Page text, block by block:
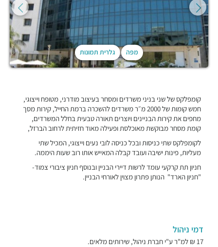
מפה גלרית תמונות
קומפלקס של שני בניני משרדים ומסחר בעיצוב מודרני, מטופח וייצוגי,
חמש קומות של 2000 מ״ר משרדים להשכרה ברמת החייל, קירות מסך
מחפים את קירות הבניינים ויוצרים תאורה טבעית בחלל המשרדים,
קומת מסחר מבוקשת מאוכלסת ופעילה מאוד חזיתית לרחוב הברזל,
לקומפלקס שתי כניסות ובכל כניסה לובי נעים וייצוגי, המכיל שתי
מעליות, פינות ישיבה ועובד קבלה המאייש אותו רוב שעות היממה.
חניון תת קרקעי עומד לרשות דיירי הבניין ובנוסף חניון ציבורי צמוד-
"חניון הארד" הנותן פתרון מצוין לאורחי הבניין.
דמי ניהול
17 ₪ למ"ר ע"י חברת ניהול, שירותים מלאים.